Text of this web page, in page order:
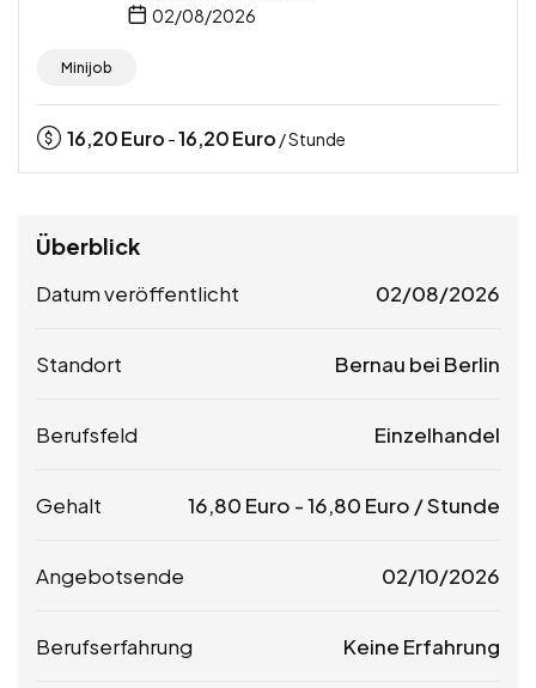
02/08/2026
Minijob
16,20Euro -16,20Euro / Stunde
Überblick
Datum veröffentlicht 02/08/2026
Standort Bernau bei Berlin
Berufsfeld Einzelhandel
Gehalt 16,80 Euro -16,80 Euro / Stunde
Angebotsende 02/10/2026
Berufserfahrung Keine Erfahrung